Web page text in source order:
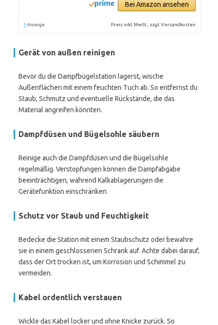
Bei Amazon ansehen
* Anzeige Preis inkl. MwSt., zzgl. Versandkosten
Gerät von außen reinigen
Bevor du die Dampfbügelstation lagerst, wische
Außenflächen mit einem feuchten Tuch ab. So entfernst du
Staub, Schmutz und eventuelle Rückstände, die das
Material angreifen könnten.
Dampfdüsen und Bügelsohle säubern
Reinige auch die Dampfdüsen und die Bügelsohle
regelmäßig. Verstopfungen können die Dampfabgabe
beeinträchtigen, während Kalkablagerungen die
Gerätefunktion einschränken.
Schutz vor Staub und Feuchtigkeit
Bedecke die Station mit einem Staubschutz oder bewahre
sie in einem geschlossenen Schrank auf. Achte dabei darauf,
dass der Ort trocken ist, um Korrosion und Schimmel zu
vermeiden.
Kabel ordentlich verstauen
Wickle das Kabel locker und ohne Knicke zurück. So